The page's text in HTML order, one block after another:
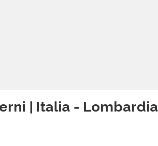
| Italia - Lombardia